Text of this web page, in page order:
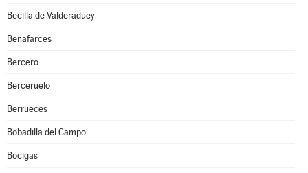
Becilla de Valderaduey
Benafarces
Bercero
Berceruelo
Berrueces
Bobadilla del Campo
Bocigas